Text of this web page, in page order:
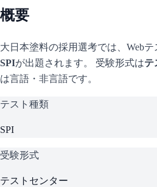
概要
大日本塗料の採用選考では、Web
SPIが出題されます。 受験形式はテ
は言語・非言語です。
テスト種類
SPI
受験形式
テストセンター